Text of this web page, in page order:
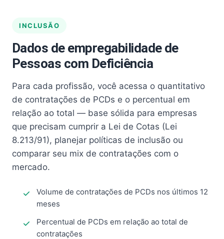
INCLUSÃO
Dados de empregabilidade de
Pessoas com Deficiência
Para cada profissão, você acessa o quantitativo
de contratações de PCDs e o percentual em
relação ao total — base sólida para empresas
que precisam cumprir a Lei de Cotas (Lei
8.213/91), planejar políticas de inclusão ou
comparar seu mix de contratações com o
mercado.
Volume de contratações de PCDs nos últimos 12
meses
Percentual de PCDs em relação ao total de
contratações